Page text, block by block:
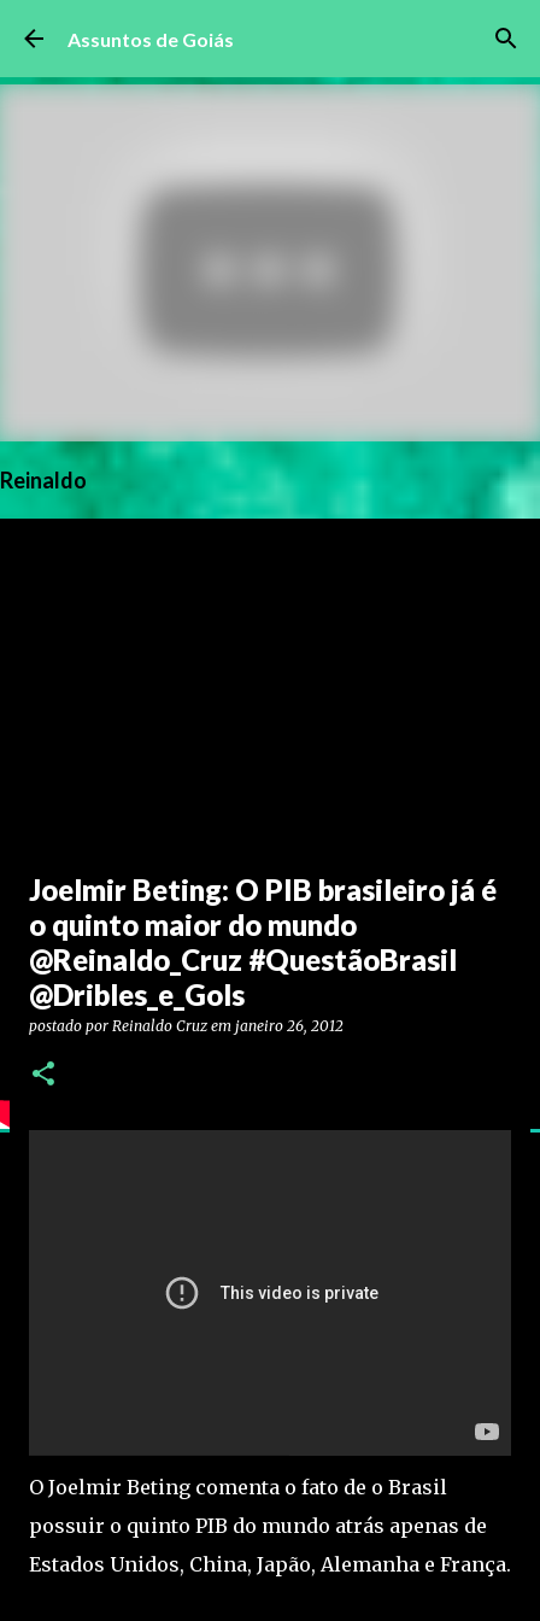
Pular para o conteúdo principal
Assuntos de Goiás
Reinaldo
Joelmir Beting: O PIB brasileiro já é
o quinto maior do mundo
@Reinaldo_Cruz #QuestãoBrasil
@Dribles_e_Gols
postado por Reinaldo Cruz em janeiro 26, 2012
O Joelmir Beting comenta o fato de o Brasil
possuir o quinto PIB do mundo atrás apenas de
Estados Unidos, China, Japão, Alemanha e França.